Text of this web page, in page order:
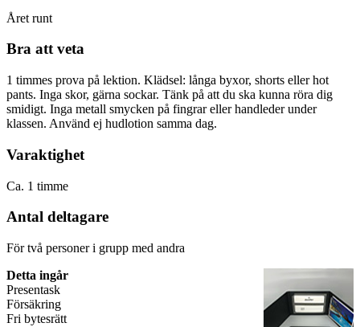
Året runt
Bra att veta
1 timmes prova på lektion. Klädsel: långa byxor, shorts eller hot
pants. Inga skor, gärna sockar. Tänk på att du ska kunna röra dig
smidigt. Inga metall smycken på fingrar eller handleder under
klassen. Använd ej hudlotion samma dag.
Varaktighet
Ca. 1 timme
Antal deltagare
För två personer i grupp med andra
Detta ingår
Presentask
Försäkring
Fri bytesrätt